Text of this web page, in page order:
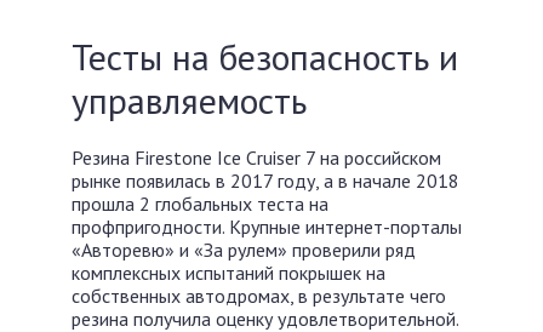
Тесты на безопасность и
управляемость
Резина Firestone Ice Cruiser 7 на российском
рынке появилась в 2017 году, а в начале 2018
прошла 2 глобальных теста на
профпригодности. Крупные интернет-порталы
«Авторевю» и «За рулем» проверили ряд
комплексных испытаний покрышек на
собственных автодромах, в результате чего
резина получила оценку удовлетворительной.